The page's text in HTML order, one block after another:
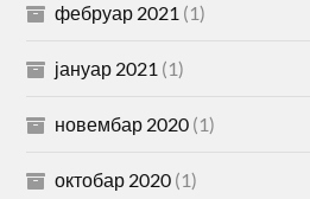
фебруар 2021 (1)
јануар 2021 (1)
новембар 2020 (1)
октобар 2020 (1)